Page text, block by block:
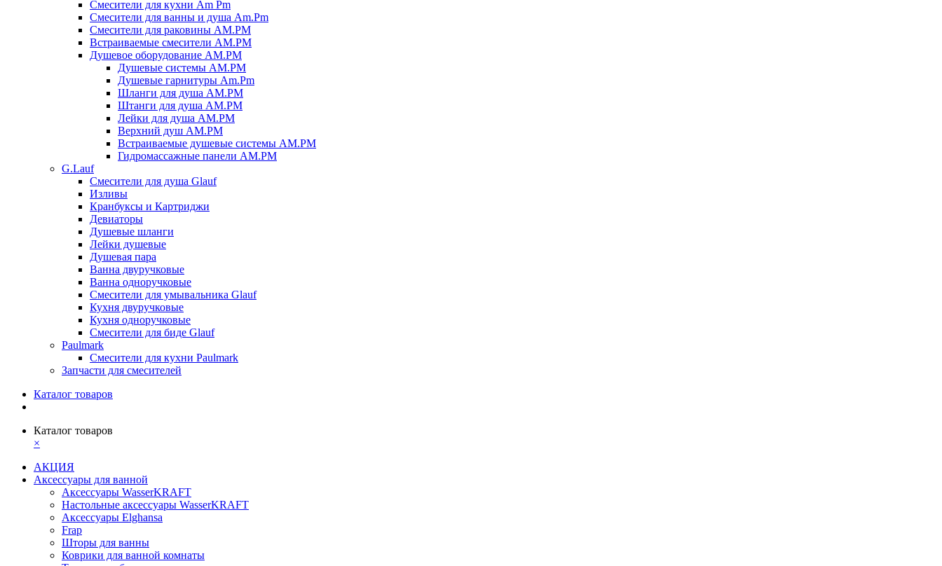
Смесители для кухни Am Pm
Смесители для ванны и душа Am.Pm
Смесители для раковины AM.PM
Встраиваемые смесители AM.PM
Душевое оборудование AM.PM
Душевые системы AM.PM
Душевые гарнитуры Am.Pm
Шланги для душа AM.PM
Штанги для душа AM.PM
Лейки для душа AM.PM
Верхний душ AM.PM
Встраиваемые душевые системы AM.PM
Гидромассажные панели AM.PM
G.Lauf
Смесители для душа Glauf
Изливы
Кранбуксы и Картриджи
Девиаторы
Душевые шланги
Лейки душевые
Душевая пара
Ванна двуручковые
Ванна одноручковые
Смесители для умывальника Glauf
Кухня двуручковые
Кухня одноручковые
Смесители для биде Glauf
Paulmark
Смесители для кухни Paulmark
Запчасти для смесителей
Каталог товаров
Каталог товаров
×
АКЦИЯ
Аксессуары для ванной
Аксессуары WasserKRAFT
Настольные аксессуары WasserKRAFT
Аксессуары Elghansa
Frap
Шторы для ванны
Коврики для ванной комнаты